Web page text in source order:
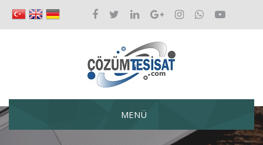
MENÜ